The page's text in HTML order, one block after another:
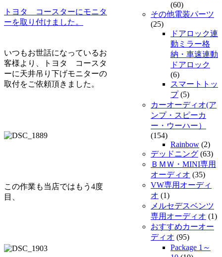
トヨタ コースターにモニタ
ーを取り付けました。
いつもお世話になっているお
客様より、トヨタ コースタ
ーに天井吊り下げモニターの
取付をご依頼頂きました。
この作業も当店ではもう4度
目、
(60)
その他電装パーツ
(25)
ドアロック連
動ミラー格
納・車速連動
ドアロック
(6)
スマートトッ
プ(5)
カーオーディオ(ア
ンプ・スピーカ
ー・ウーハー）
(154)
Rainbow (2)
デッドニング (63)
ＢＭＷ・MINI専用
オーディオ (35)
VW専用オーディ
オ (1)
メルセデスベンツ
専用オーディオ (1)
おすすめカーオー
ディオ (95)
Package 1～